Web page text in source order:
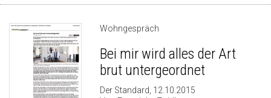
Wohngespräch
Bei mir wird alles der Art
brut untergeordnet
Der Standard, 12.10.2015